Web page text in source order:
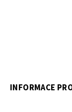
INFORMACE